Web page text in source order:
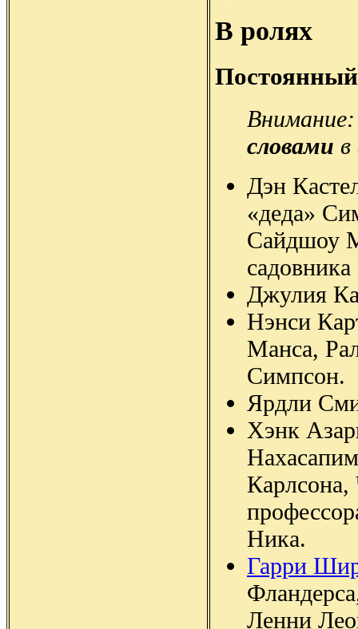
В ролях
Постоянный
словами
Дэн
«деда»
Сайдшоу
Джулия
Нэнси
Манса,
Симпсон.
Ярдли
Хэнк
Ника.
Гарри
Ленни